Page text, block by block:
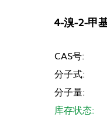
4-溴-2-甲
CAS号:
分子式:
分子量:
库存状态: